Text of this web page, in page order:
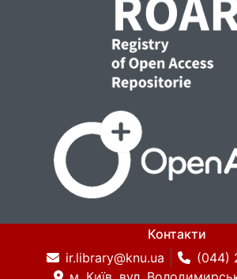
Контакти
ir.library@knu.ua
(044)